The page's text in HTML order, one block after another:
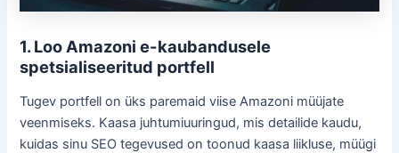
1. Loo Amazoni e-kaubandusele
spetsialiseeritud portfell
Tugev portfell on üks paremaid viise Amazoni müüjate
veenmiseks. Kaasa juhtumiuuringud, mis detailide kaudu,
kuidas sinu SEO tegevused on toonud kaasa liikluse, müügi